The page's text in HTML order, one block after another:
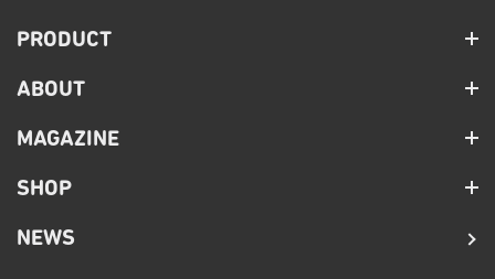
PRODUCT
ABOUT
MAGAZINE
SHOP
NEWS